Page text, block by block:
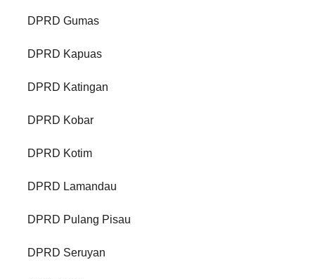
DPRD Gumas
DPRD Kapuas
DPRD Katingan
DPRD Kobar
DPRD Kotim
DPRD Lamandau
DPRD Pulang Pisau
DPRD Seruyan